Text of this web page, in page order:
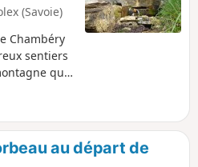
(Savoie)
Chambéry
sentiers
qui
intérêts
un
au départ de